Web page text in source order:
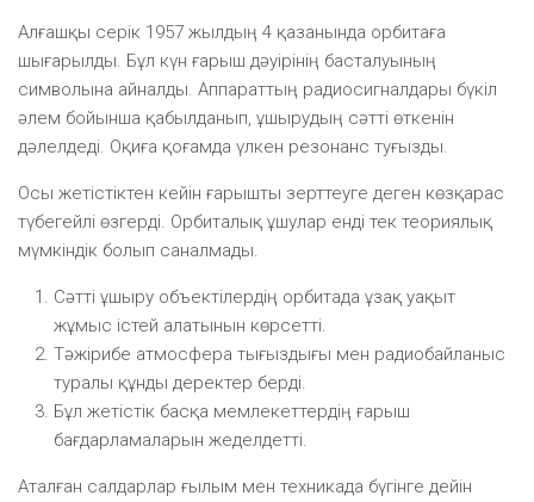
Алғашқы серік 1957 жылдың 4 қазанында орбитаға
шығарылды. Бұл күн ғарыш дәуірінің басталуының
символына айналды. Аппараттың радиосигналдары бүкіл
әлем бойынша қабылданып, ұшырудың сәтті өткенін
дәлелдеді. Оқиға қоғамда үлкен резонанс туғызды.
Осы жетістіктен кейін ғарышты зерттеуге деген көзқарас
түбегейлі өзгерді. Орбиталық ұшулар енді тек теориялық
мүмкіндік болып саналмады.
Сәтті ұшыру объектілердің орбитада ұзақ уақыт
жұмыс істей алатынын көрсетті.
Тәжірибе атмосфера тығыздығы мен радиобайланыс
туралы құнды деректер берді.
Бұл жетістік басқа мемлекеттердің ғарыш
бағдарламаларын жеделдетті.
Аталған салдарлар ғылым мен техникада бүгінге дейін